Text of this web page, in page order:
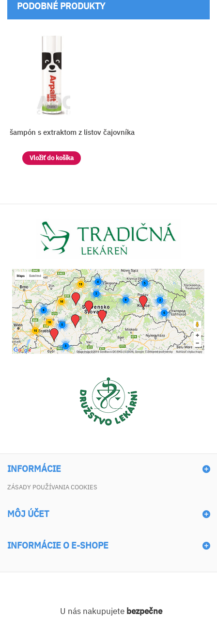
PODOBNÉ PRODUKTY
šampón s extraktom z listov čajovníka
Vložiť do košíka
INFORMÁCIE
ZÁSADY POUŽÍVANIA COOKIES
MÔJ ÚČET
INFORMÁCIE O E-SHOPE
U nás nakupujete bezpečne